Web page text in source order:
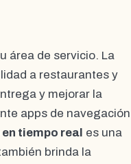
área de servicio. La
a restaurantes y
y mejorar la
apps de navegación
tiempo real es una
brinda la